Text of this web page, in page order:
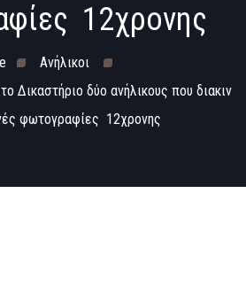
12χρονης
Ανήλικοι
Δικαστήριο δύο ανήλικους που διακιν
φωτογραφίες 12χρονης